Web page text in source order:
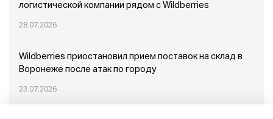
логистической компании рядом с Wildberries
28.07.2026
Wildberries приостановил прием поставок на склад в
Воронеже после атак по городу
23.07.2026